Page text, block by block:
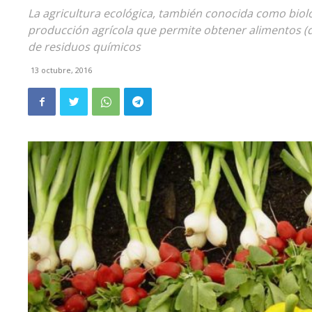
La agricultura ecológica, también conocida como
producción agrícola que permite obtener alimentos
de residuos químicos
13 octubre, 2016